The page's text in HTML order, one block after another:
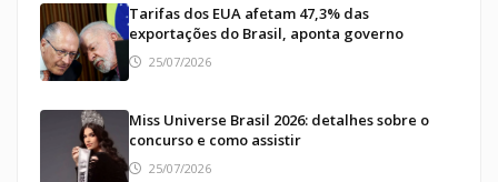
Tarifas dos EUA afetam 47,3% das
exportações do Brasil, aponta governo
25/07/2026
Miss Universe Brasil 2026: detalhes sobre o
concurso e como assistir
25/07/2026